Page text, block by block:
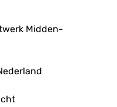
Midden-